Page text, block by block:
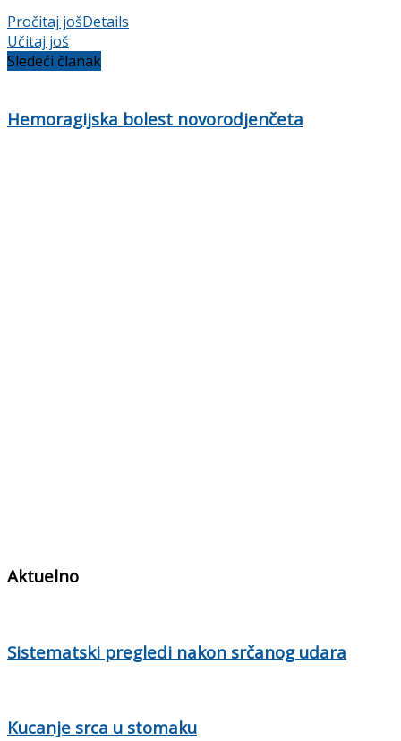
Pročitaj jošDetails
Učitaj još
Sledeći članak
Hemoragijska bolest novorodjenčeta
Aktuelno
Sistematski pregledi nakon srčanog udara
Kucanje srca u stomaku